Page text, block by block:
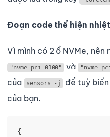
Đoạn code thể hiện
Vì mình có 2 ổ NVMe, nên
"nvme-pci-0100" và "nvme-
của
sensors -j
để tuỳ
của bạn.
{